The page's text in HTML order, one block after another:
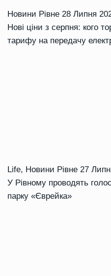
Новини Рівне 28 Липня
Нові ціни з серпня: кого
тарифу на передачу
Life, Новини Рівне 27
У Рівному проводять
парку «Єврейка»